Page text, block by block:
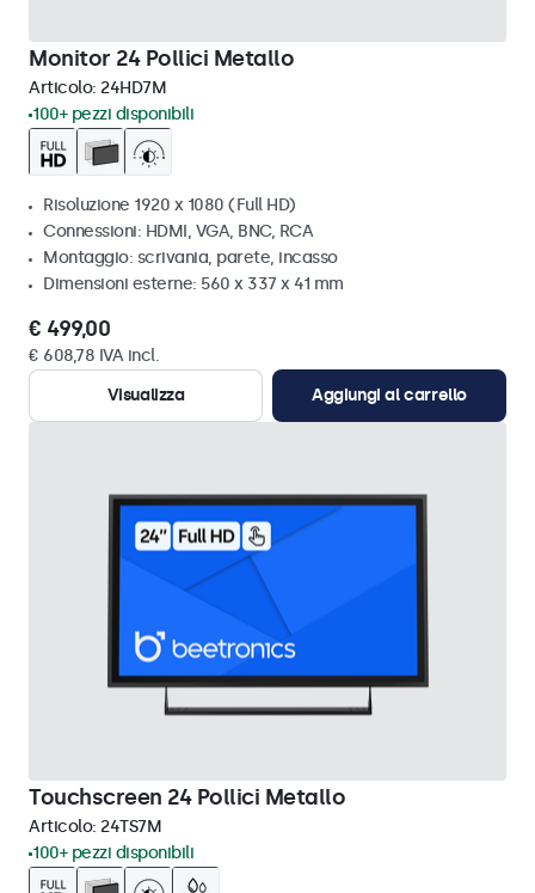
Monitor 24 Pollici Metallo
Articolo: 24HD7M
100+ pezzi disponibili
Risoluzione 1920 x 1080 (Full HD)
Connessioni: HDMI, VGA, BNC, RCA
Montaggio: scrivania, parete, incasso
Dimensioni esterne: 560 x 337 x 41 mm
€ 499,00
€ 608,78 IVA incl.
Visualizza
Aggiungi al carrello
Touchscreen 24 Pollici Metallo
Articolo: 24TS7M
100+ pezzi disponibili